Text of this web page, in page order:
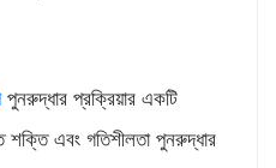
পুনরুদ্ধার প্রক্রিয়ার একটি
এবং গতিশীলতা পুনরুদ্ধার